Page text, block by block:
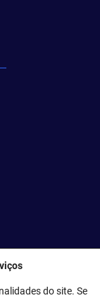
do site. Se